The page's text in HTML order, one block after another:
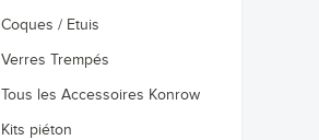
Coques / Etuis
Verres Trempés
Tous les Accessoires Konrow
Kits piéton